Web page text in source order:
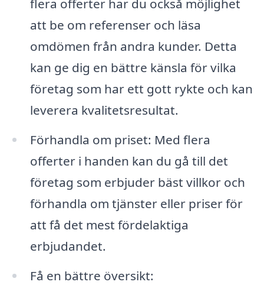
flera offerter har du också möjlighet
att be om referenser och läsa
omdömen från andra kunder. Detta
kan ge dig en bättre känsla för vilka
företag som har ett gott rykte och kan
leverera kvalitetsresultat.
Förhandla om priset: Med flera
offerter i handen kan du gå till det
företag som erbjuder bäst villkor och
förhandla om tjänster eller priser för
att få det mest fördelaktiga
erbjudandet.
Få en bättre översikt: